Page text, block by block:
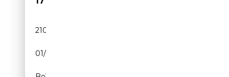
210 090 km
01/2005